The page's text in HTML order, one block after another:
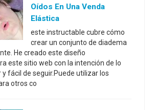
Oídos En Una Venda
Elástica
este instructable cubre cómo
crear un conjunto de diadema
He creado este diseño
este sitio web con la intención de lo
fácil de seguir.Puede utilizar los
otros co